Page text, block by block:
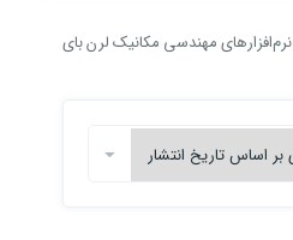
نرم‌افزارهای مهندسی مکانیک لرن بای